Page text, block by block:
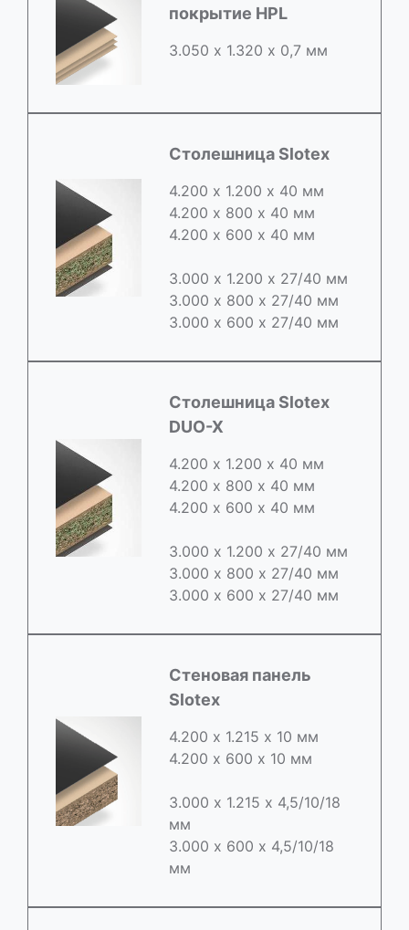
покрытие HPL
3.050 х 1.320 х 0,7 мм
Столешница Slotex
4.200 х 1.200 х 40 мм
4.200 х 800 х 40 мм
4.200 х 600 х 40 мм
3.000 х 1.200 х 27/40 мм
3.000 х 800 х 27/40 мм
3.000 х 600 х 27/40 мм
Cтолешница Slotex
DUO-X
4.200 х 1.200 х 40 мм
4.200 х 800 х 40 мм
4.200 х 600 х 40 мм
3.000 х 1.200 х 27/40 мм
3.000 х 800 х 27/40 мм
3.000 х 600 х 27/40 мм
Стеновая панель
Slotex
4.200 х 1.215 х 10 мм
4.200 х 600 х 10 мм
3.000 х 1.215 х 4,5/10/18
мм
3.000 х 600 х 4,5/10/18
мм